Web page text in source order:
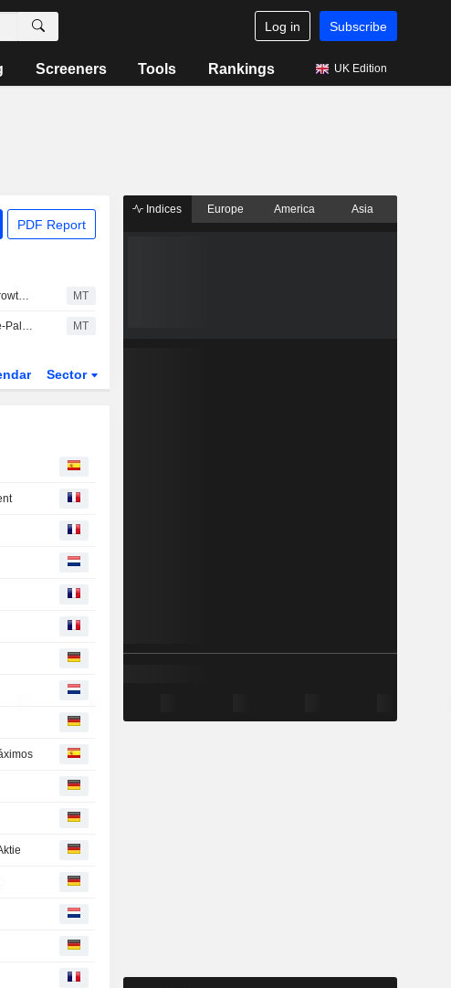
Log in Subscribe
Screeners Tools Rankings UK Edition
PDF Report
Colgate-Palmolive Organic Sales Growth to Return to 3%-4% in H2 2026 and 2027, Morgan Stanley Says MT
UBS Adjusts Price Target on Colgate-Palmolive to $109 From $106, Maintains Buy Rating MT
Sector
Indices Europe America Asia